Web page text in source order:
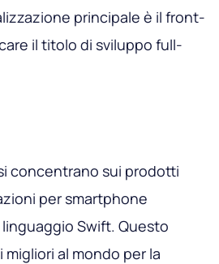
principale è il front-
il titolo di sviluppo full-
concentrano sui prodotti
per smartphone
Swift. Questo
al mondo per la